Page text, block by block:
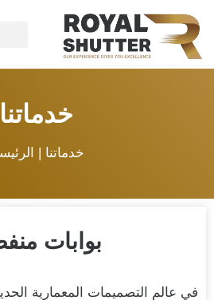
خدماتنا
خدماتنا |
بوابات
في عالم التصميمات المعمارية